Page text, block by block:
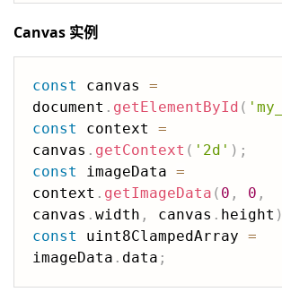
Canvas 实例
const canvas =
document . getElementById (
const
context =
canvas . getContext ( '2d' ) ;
const
imageData =
context . getImageData ( 0 , 0 ,
canvas . width , canvas . height )
const
uint8ClampedArray =
imageData . data ;